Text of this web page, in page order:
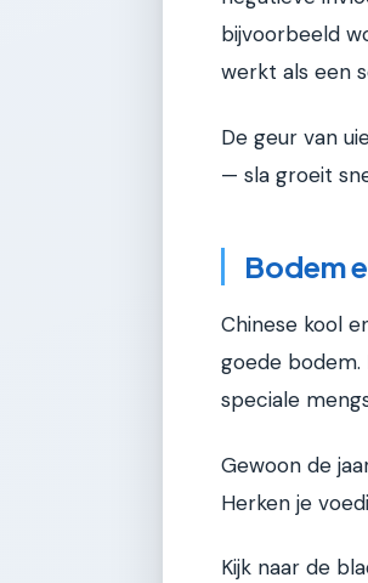
bijvoorbeeld
werkt als een
De geur van
— sla groeit
Bodem
Chinese kool
goede
speciale
Gewoon de
Herken je
Kijk naar de